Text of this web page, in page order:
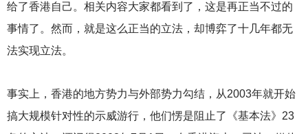
给了香港自己。相关内容大家都看到了，这是再正当不过的
事情了。然而，就是这么正当的立法，却博弈了十几年都无
法实现立法。
事实上，香港的地方势力与外部势力勾结，从2003年就开始
搞大规模针对性的示威游行，他们愣是阻止了《基本法》23